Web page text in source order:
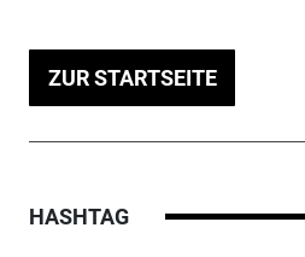
ZUR STARTSEITE
HASHTAG